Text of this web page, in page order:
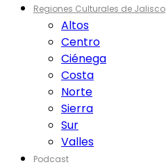
Regiones Culturales de Jalisco
Altos
Centro
Ciénega
Costa
Norte
Sierra
Sur
Valles
Podcast